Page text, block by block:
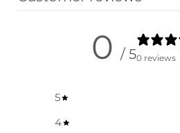
0 / 50 reviews
5
4